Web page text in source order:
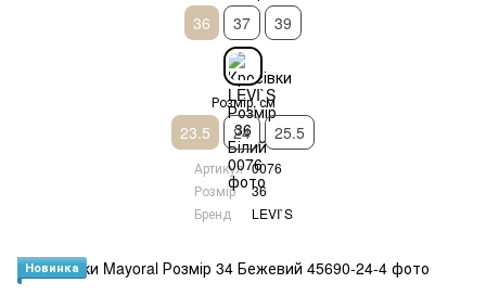
36 37 39
Розмір, см
23.5 24 25.5
Артикул 0076
Розмір
36
Бренд
LEVI`S
Новинка